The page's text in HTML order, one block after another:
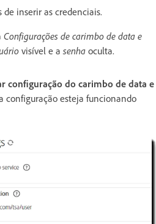
de inserir as credenciais.
Configurações de carimbo de data e
visível e a senha oculta.
configuração do carimbo de data e
configuração esteja funcionando